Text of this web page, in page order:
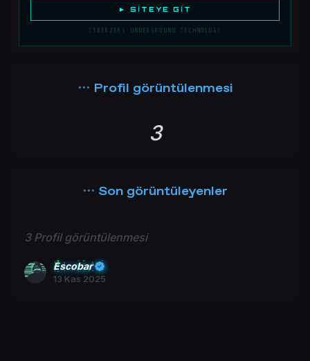
► SITEYE GIT
CYBERZERS UNDERGROUND TECHNOLOGY
Profil görüntülenmesi
3
Son görüntüleyenler
3 Profil görüntülenmesi
Escobar
13 Kas 2025